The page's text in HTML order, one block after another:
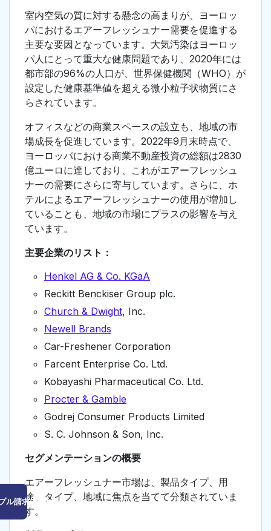
ル請求はこちら
室内空気の質に対する懸念の高まりが、ヨーロッ
パにおけるエアーフレッシュナー需要を促進する
主要な要因となっています。大気汚染はヨーロッ
パ人にとって重大な健康問題であり、2020年には
都市部の96%の人口が、世界保健機関（WHO）が
設定した健康基準値を超える微小粒子状物質にさ
らされています。
オフィスなどの商業スペースの設立も、地域の市
場成長を促進しています。2022年9月末時点で、
ヨーロッパにおける商業不動産投資の総額は2830
億ユーロに達しており、これがエアーフレッシュ
ナーの需要にさらに寄与しています。さらに、ホ
テルによるエアーフレッシュナーの使用が増加し
ていることも、地域の市場にプラスの影響を与え
ています。
主要企業のリスト：
Henkel AG & Co. KGaA
Reckitt Benckiser Group plc.
Church & Dwight, Inc.
Newell Brands
Car-Freshener Corporation
Farcent Enterprise Co. Ltd.
Kobayashi Pharmaceutical Co. Ltd.
Procter & Gamble
Godrej Consumer Products Limited
S. C. Johnson & Son, Inc.
セグメンテーションの概要
エアーフレッシュナー市場は、製品タイプ、用
途、タイプ、地域に焦点を当てて分類されていま
す。